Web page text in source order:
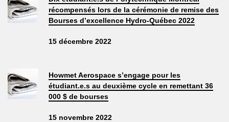
récompensés lors de la cérémonie de remise des
Bourses d’excellence Hydro-Québec 2022
15 décembre 2022
Howmet Aerospace s’engage pour les
étudiant.e.s au deuxième cycle en remettant 36
000 $ de bourses
15 novembre 2022